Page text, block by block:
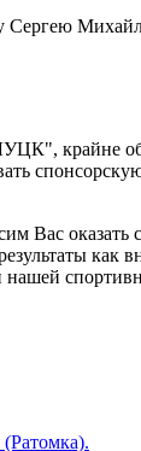
Сергею
крайне
Вас
как